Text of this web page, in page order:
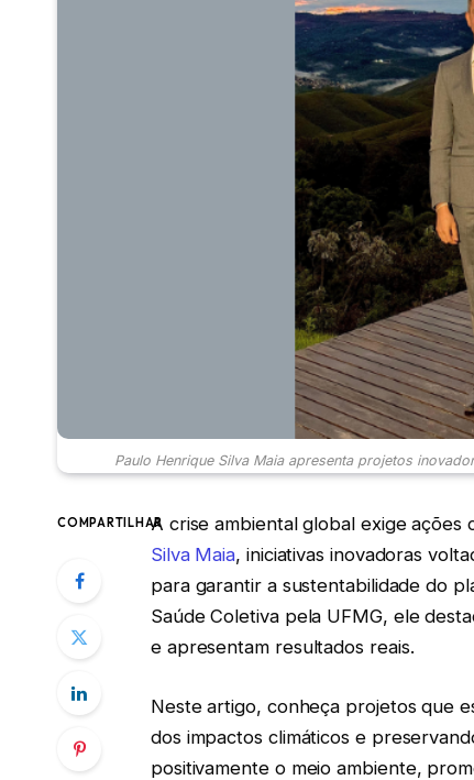
Paulo Henrique Silva Maia apresenta projetos
COMPARTILHARA crise ambiental global exige
Silva Maia, iniciativas inovadoras
para garantir a sustentabilidade do
Saúde Coletiva pela UFMG, ele
e apresentam resultados reais.
Neste artigo, conheça projetos que
dos impactos climáticos e
positivamente o meio ambiente,